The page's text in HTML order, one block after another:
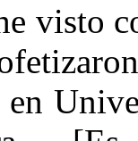
visto
en